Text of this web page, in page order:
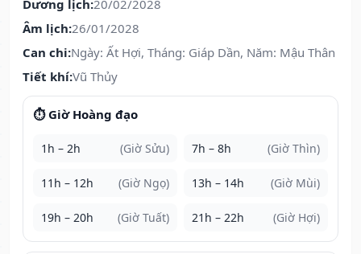
Dương lịch:20/02/2028
Âm lịch:26/01/2028
Can chi:Ngày: Ất Hợi, Tháng: Giáp Dần, Năm: Mậu Thân
Tiết khí:Vũ Thủy
⏱️ Giờ Hoàng đạo
1h – 2h (Giờ Sửu) 7h – 8h (Giờ Thìn)
11h – 12h (Giờ Ngọ) 13h – 14h (Giờ Mùi)
19h – 20h (Giờ Tuất) 21h – 22h (Giờ Hợi)